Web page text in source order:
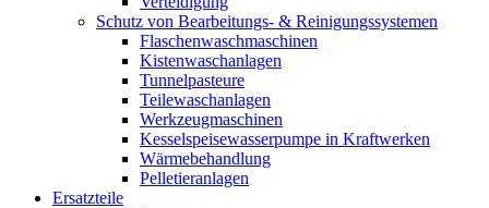
Schutz von Bearbeitungs- & Reinigungssystemen
Flaschenwaschmaschinen
Kistenwaschanlagen
Tunnelpasteure
Teilewaschanlagen
Werkzeugmaschinen
Kesselspeisewasserpumpe in Kraftwerken
Wärmebehandlung
Pelletieranlagen
Ersatzteile